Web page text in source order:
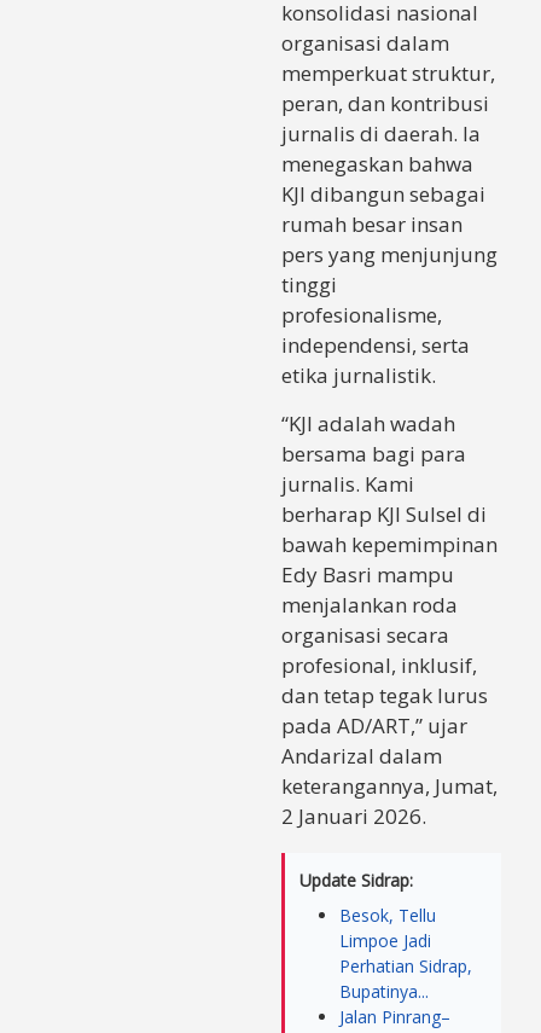
konsolidasi nasional
organisasi dalam
memperkuat struktur,
peran, dan kontribusi
jurnalis di daerah. Ia
menegaskan bahwa
KJI dibangun sebagai
rumah besar insan
pers yang menjunjung
tinggi
profesionalisme,
independensi, serta
etika jurnalistik.
“KJI adalah wadah
bersama bagi para
jurnalis. Kami
berharap KJI Sulsel di
bawah kepemimpinan
Edy Basri mampu
menjalankan roda
organisasi secara
profesional, inklusif,
dan tetap tegak lurus
pada AD/ART,” ujar
Andarizal dalam
keterangannya, Jumat,
2 Januari 2026.
Update Sidrap:
Besok, Tellu
Limpoe Jadi
Perhatian Sidrap,
Bupatinya...
Jalan Pinrang–